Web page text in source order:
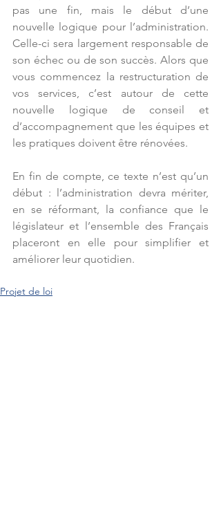
pas une fin, mais le début d’une
nouvelle logique pour l’administration.
Celle-ci sera largement responsable de
son échec ou de son succès. Alors que
vous commencez la restructuration de
vos services, c’est autour de cette
nouvelle logique de conseil et
d’accompagnement que les équipes et
les pratiques doivent être rénovées.
En fin de compte, ce texte n’est qu’un
début : l’administration devra mériter,
en se réformant, la confiance que le
législateur et l’ensemble des Français
placeront en elle pour simplifier et
améliorer leur quotidien.
Projet de loi